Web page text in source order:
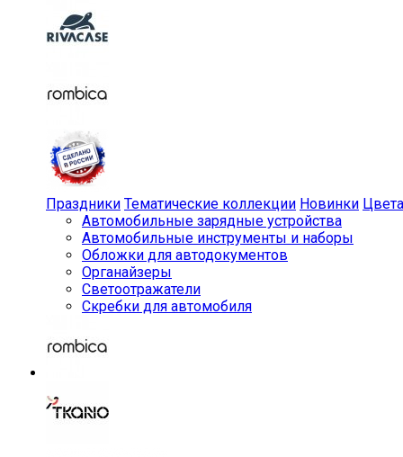
Праздники Тематические коллекции Новинки Цвета
Автомобильные зарядные устройства
Автомобильные инструменты и наборы
Обложки для автодокументов
Органайзеры
Светоотражатели
Скребки для автомобиля